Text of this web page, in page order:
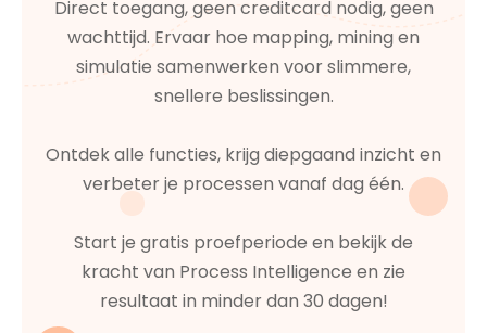
Direct toegang, geen creditcard nodig, geen
wachttijd. Ervaar hoe mapping, mining en
simulatie samenwerken voor slimmere,
snellere beslissingen.
Ontdek alle functies, krijg diepgaand inzicht en
verbeter je processen vanaf dag één.
Start je gratis proefperiode en bekijk de
kracht van Process Intelligence en zie
resultaat in minder dan 30 dagen!